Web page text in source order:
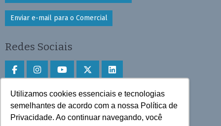
Utilizamos cookies essenciais e tecnologias
semelhantes de acordo com a nossa Política de
Privacidade. Ao continuar navegando, você
Enviar e-mail para o Comercial
Redes Sociais
Faça download do aplicativo
Play Store e App Store